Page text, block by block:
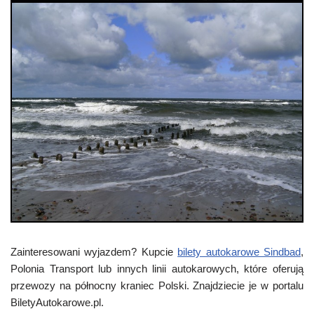
Zainteresowani wyjazdem? Kupcie bilety autokarowe Sindbad,
Polonia Transport lub innych linii autokarowych, które oferują
przewozy na północny kraniec Polski. Znajdziecie je w portalu
BiletyAutokarowe.pl.